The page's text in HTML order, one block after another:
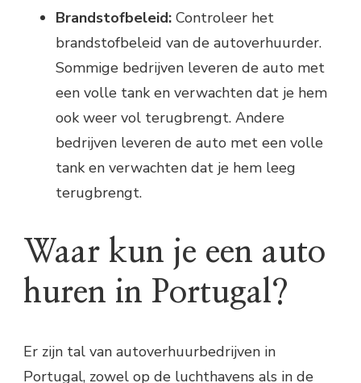
Brandstofbeleid: Controleer het
brandstofbeleid van de autoverhuurder.
Sommige bedrijven leveren de auto met
een volle tank en verwachten dat je hem
ook weer vol terugbrengt. Andere
bedrijven leveren de auto met een volle
tank en verwachten dat je hem leeg
terugbrengt.
Waar kun je een auto
huren in Portugal?
Er zijn tal van autoverhuurbedrijven in
Portugal, zowel op de luchthavens als in de